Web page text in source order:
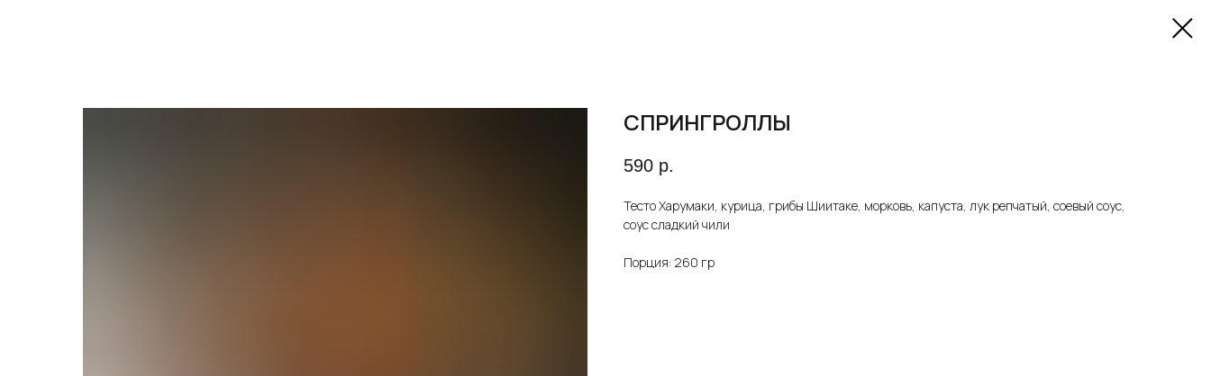
СПРИНГРОЛЛЫ
590 р.
Тесто Харумаки, курица, грибы Шиитаке, морковь, капуста, лук репчатый, соевый соус,
соус сладкий чили
Порция: 260 гр